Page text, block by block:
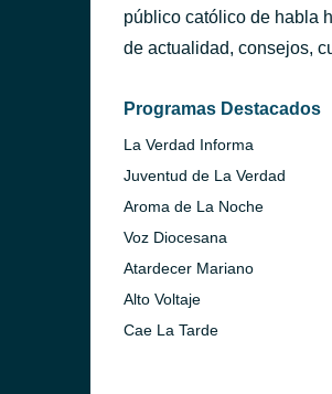
público católico de habla
de actualidad, consejos,
Programas Destacados
La Verdad Informa
Juventud de La Verdad
Aroma de La Noche
Voz Diocesana
Atardecer Mariano
Alto Voltaje
Cae La Tarde